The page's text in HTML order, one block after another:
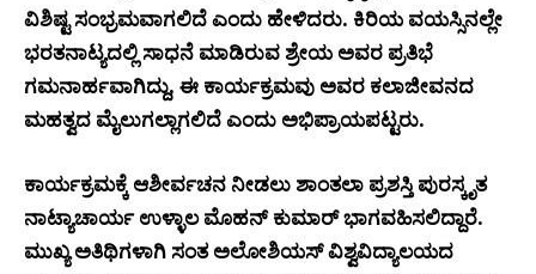
ವಿಶಿಷ್ಟ ಸಂಭ್ರಮವಾಗಲಿದೆ ಎಂದು ಹೇಳಿದರು. ಕಿರಿಯ ವಯಸ್ಸಿನಲ್ಲೇ
ಭರತನಾಟ್ಯದಲ್ಲಿ ಸಾಧನೆ ಮಾಡಿರುವ ಶ್ರೇಯ ಅವರ ಪ್ರತಿಭೆ
ಗಮನಾರ್ಹವಾಗಿದ್ದು, ಈ ಕಾರ್ಯಕ್ರಮವು ಅವರ ಕಲಾಜೀವನದ
ಮಹತ್ವದ ಮೈಲುಗಲ್ಲಾಗಲಿದೆ ಎಂದು ಅಭಿಪ್ರಾಯಪಟ್ಟರು.
ಕಾರ್ಯಕ್ರಮಕ್ಕೆ ಆಶೀರ್ವಚನ ನೀಡಲು ಶಾಂತಲಾ ಪ್ರಶಸ್ತಿ ಪುರಸ್ಕೃತ
ನಾಟ್ಯಾಚಾರ್ಯ ಉಳ್ಳಾಲ ಮೊಹನ್ ಕುಮಾರ್ ಭಾಗವಹಿಸಲಿದ್ದಾರೆ.
ಮುಖ್ಯ ಅತಿಥಿಗಳಾಗಿ ಸಂತ ಅಲೋಶಿಯಸ್ ವಿಶ್ವವಿದ್ಯಾಲಯದ